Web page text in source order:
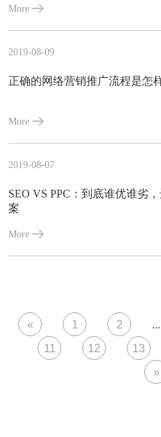
More
2019-08-09
正确的网络营销推广流程是怎
More
2019-08-07
SEO VS PPC：到底谁优谁劣
案
More
« 1 2 ...
11
12 13
»